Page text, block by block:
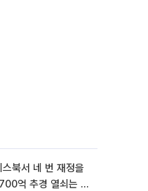
북서 네 번 재정을
억 추경 열쇠는 도